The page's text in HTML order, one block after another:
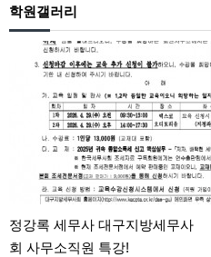
학원갤러리
정강록 세무사 대구지방세무사
회 사무소직원 특강!